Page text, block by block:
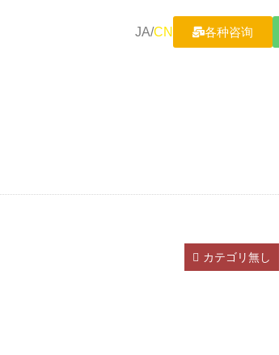
JA/CN 各种咨询
カテゴリ無し